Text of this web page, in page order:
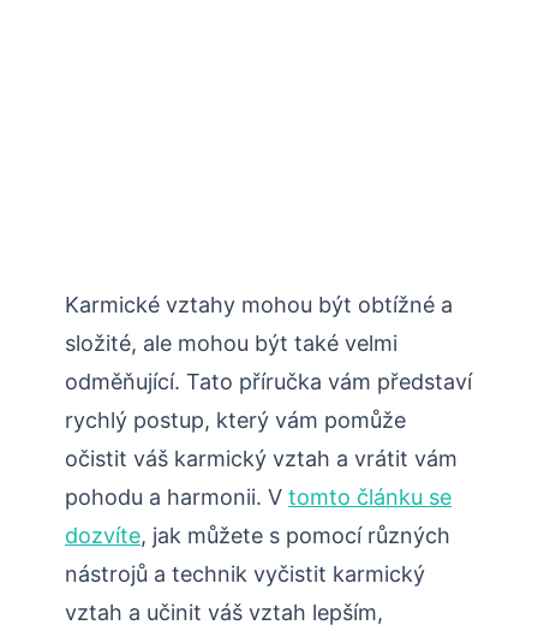
Karmické vztahy mohou být obtížné a
složité, ale mohou být také velmi
odměňující. Tato příručka vám představí
rychlý postup, který vám pomůže
očistit váš karmický vztah a vrátit vám
pohodu a harmonii. V tomto článku se
dozvíte, jak můžete s pomocí různých
nástrojů a technik vyčistit karmický
vztah a učinit váš vztah lepším,